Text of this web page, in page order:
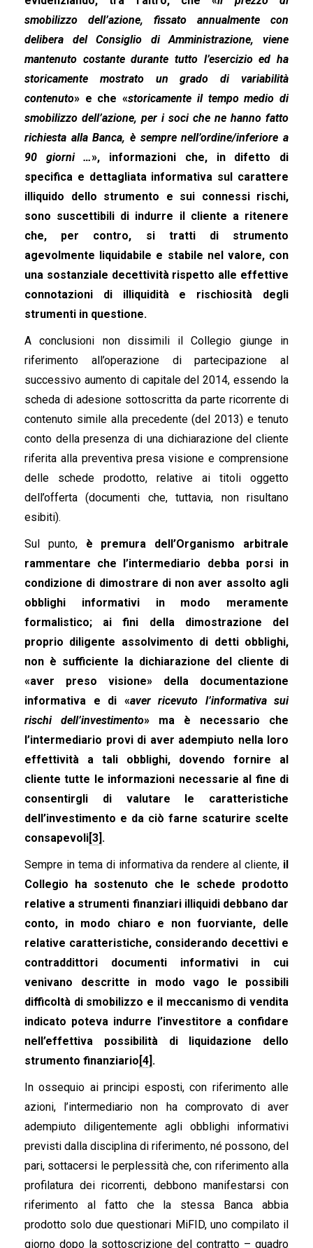
smobilizzo dell’azione, fissato annualmente con
delibera del Consiglio di Amministrazione, viene
mantenuto costante durante tutto l’esercizio ed ha
storicamente mostrato un grado di variabilità
contenuto» e che «storicamente il tempo medio di
smobilizzo dell’azione, per i soci che ne hanno fatto
richiesta alla Banca, è sempre nell’ordine/inferiore a
90 giorni …», informazioni che, in difetto di
specifica e dettagliata informativa sul carattere
illiquido dello strumento e sui connessi rischi,
sono suscettibili di indurre il cliente a ritenere
che, per contro, si tratti di strumento
agevolmente liquidabile e stabile nel valore, con
una sostanziale decettività rispetto alle effettive
connotazioni di illiquidità e rischiosità degli
strumenti in questione.
A conclusioni non dissimili il Collegio giunge in
riferimento all’operazione di partecipazione al
successivo aumento di capitale del 2014, essendo la
scheda di adesione sottoscritta da parte ricorrente di
contenuto simile alla precedente (del 2013) e tenuto
conto della presenza di una dichiarazione del cliente
riferita alla preventiva presa visione e comprensione
delle schede prodotto, relative ai titoli oggetto
dell’offerta (documenti che, tuttavia, non risultano
esibiti).
Sul punto, è premura dell’Organismo arbitrale
rammentare che l’intermediario debba porsi in
condizione di dimostrare di non aver assolto agli
obblighi informativi in modo meramente
formalistico; ai fini della dimostrazione del
proprio diligente assolvimento di detti obblighi,
non è sufficiente la dichiarazione del cliente di
«aver preso visione» della documentazione
informativa e di «aver ricevuto l’informativa sui
rischi dell’investimento» ma è necessario che
l’intermediario provi di aver adempiuto nella loro
effettività a tali obblighi, dovendo fornire al
cliente tutte le informazioni necessarie al fine di
consentirgli di valutare le caratteristiche
dell’investimento e da ciò farne scaturire scelte
consapevoli[3] .
Sempre in tema di informativa da rendere al cliente, il
Collegio ha sostenuto che le schede prodotto
relative a strumenti finanziari illiquidi debbano dar
conto, in modo chiaro e non fuorviante, delle
relative caratteristiche, considerando decettivi e
contraddittori documenti informativi in cui
venivano descritte in modo vago le possibili
difficoltà di smobilizzo e il meccanismo di vendita
indicato poteva indurre l’investitore a confidare
nell’effettiva possibilità di liquidazione dello
strumento finanziario [4] .
In ossequio ai principi esposti, con riferimento alle
azioni, l’intermediario non ha comprovato di aver
adempiuto diligentemente agli obblighi informativi
previsti dalla disciplina di riferimento, né possono, del
pari, sottacersi le perplessità che, con riferimento alla
profilatura dei ricorrenti, debbono manifestarsi con
riferimento al fatto che la stessa Banca abbia
prodotto solo due questionari MiFID, uno compilato il
giorno dopo la sottoscrizione del contratto – quadro